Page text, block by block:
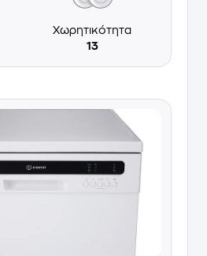
Χωρητικότητα
13